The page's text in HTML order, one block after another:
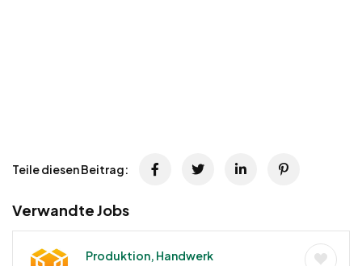
Teile diesen Beitrag:
Verwandte Jobs
Produktion, Handwerk